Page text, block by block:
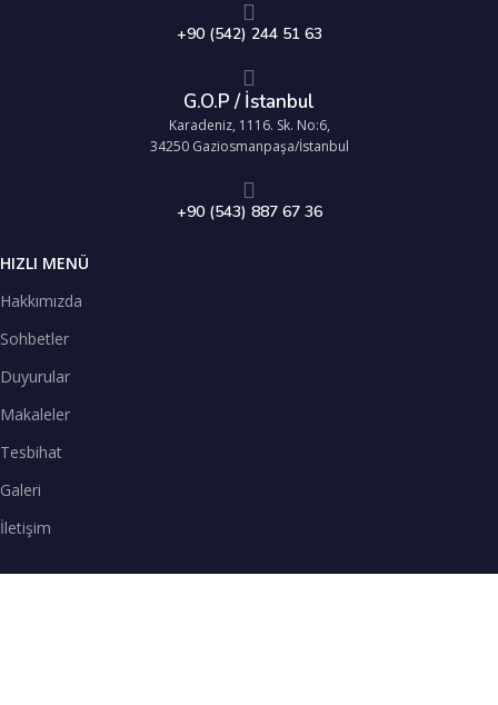
+90 (542) 244 51 63
G.O.P / İstanbul
Karadeniz, 1116. Sk. No:6,
34250 Gaziosmanpaşa/İstanbul
+90 (543) 887 67 36
HIZLI MENÜ
Hakkımızda
Sohbetler
Duyurular
Makaleler
Tesbihat
Galeri
İletişim